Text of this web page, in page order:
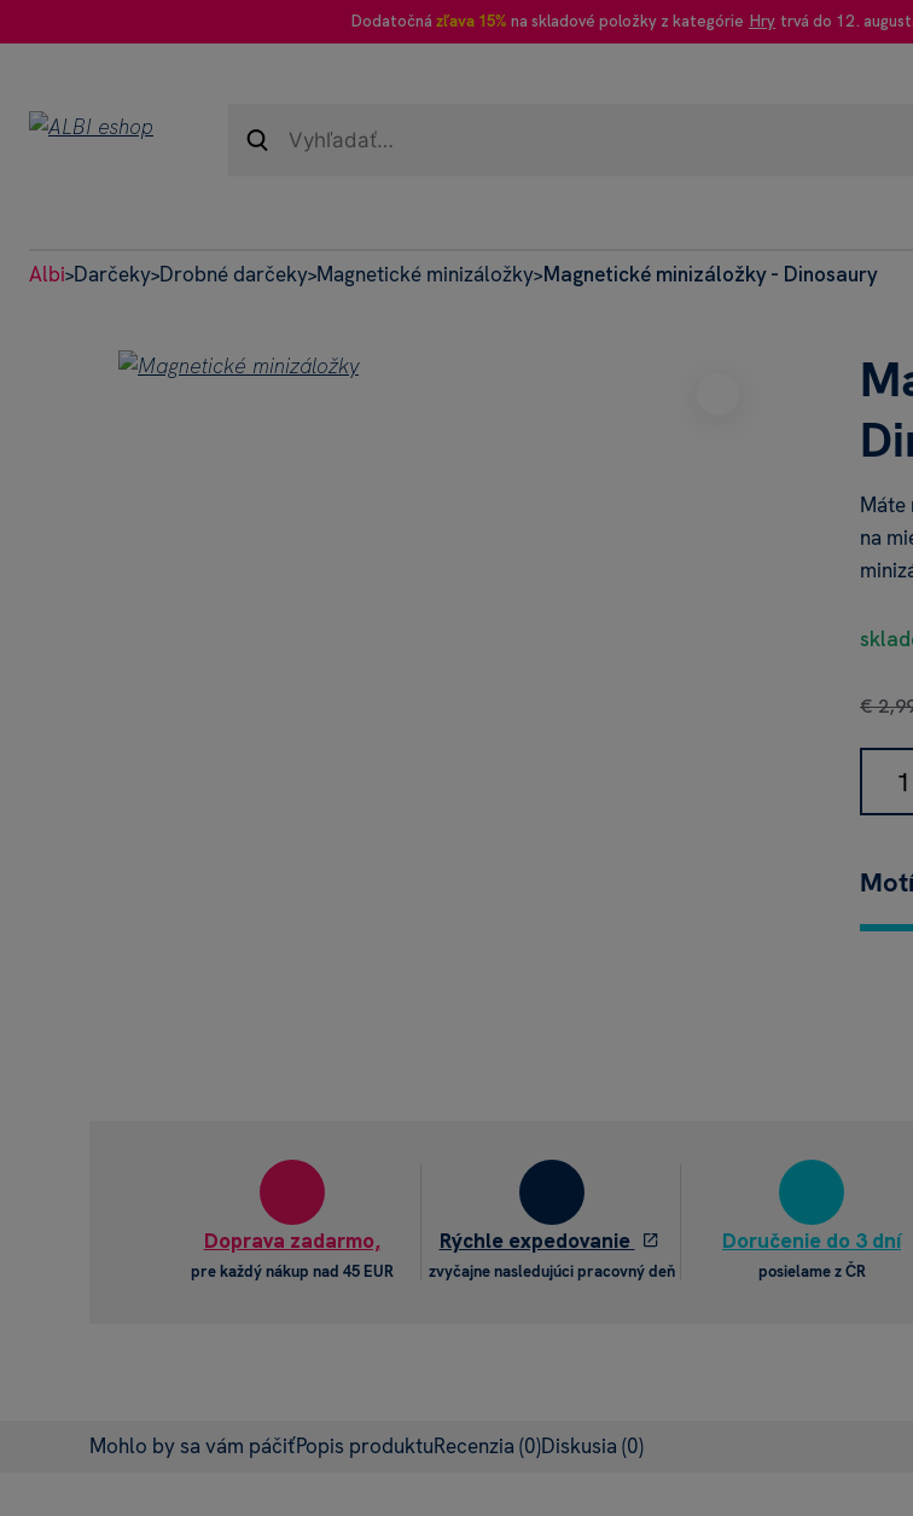
Dodatočná zľava 15% na skladové položky z kategórie Hry trvá do 12.
95%
Albi>Darčeky>Drobné darčeky>Magnetické minizáložky>Magnetické minizáložky - Dinosaury
Máte
na
€
Doprava zadarmo,
pre každý nákup nad 45 EUR
Rýchle expedovanie
zvyčajne nasledujúci pracovný deň
Doručenie do 3 dní
posielame z ČR
Mohlo by sa vám páčiťPopis produktuRecenzia (0)Diskusia (0)